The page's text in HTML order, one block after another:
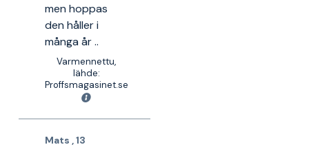
men hoppas
den håller i
många år ..
Varmennettu,
lähde:
Proffsmagasinet.se
Mats ,13